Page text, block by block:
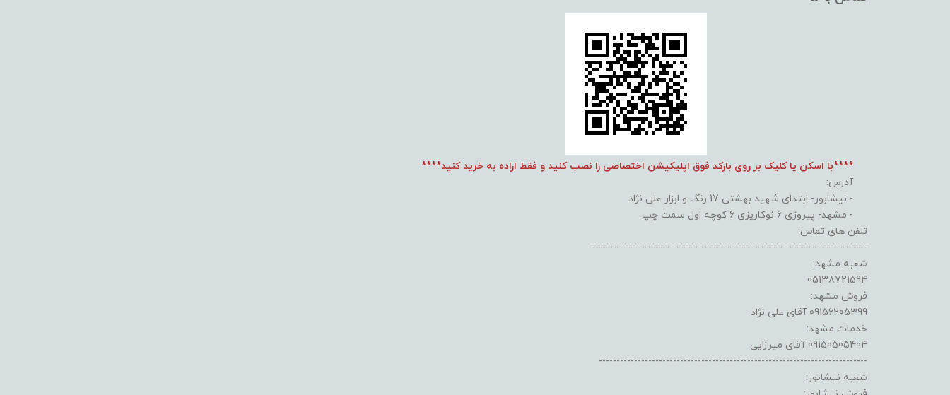
****با اسکن یا کلیک بر روی بارکد فوق اپلیکیشن اختصاصی را نصب کنید و فقط اراده به خرید کنید****
آدرس:
- نیشابور- ابتدای شهید بهشتی 17 رنگ و ابزار علی نژاد
- مشهد- پیروزی 6 نوکاریزی 6 کوچه اول سمت چپ
تلفن های تماس:
------------------------------------------------------------------------------
شعبه مشهد:
05138721594
فروش مشهد:
09156205399 آقای علی نژاد
خدمات مشهد:
09150505404 آقای میرزایی
----------------------------------------------------------------------------
شعبه نیشابور: